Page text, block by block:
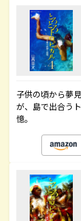
子供の頃から夢
が、島で出合う
憶。